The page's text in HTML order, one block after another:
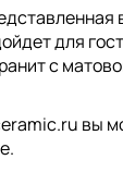
для
с
вы